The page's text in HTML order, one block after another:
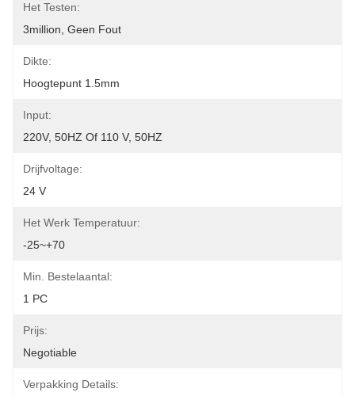
Het Testen:
3million, Geen Fout
Dikte:
Hoogtepunt 1.5mm
Input:
220V, 50HZ Of 110 V, 50HZ
Drijfvoltage:
24 V
Het Werk Temperatuur:
-25~+70
Min. Bestelaantal:
1 PC
Prijs:
Negotiable
Verpakking Details: